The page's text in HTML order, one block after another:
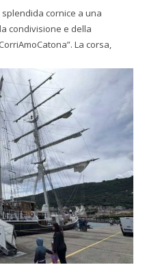
cornice a una
condivisione e della
La corsa,